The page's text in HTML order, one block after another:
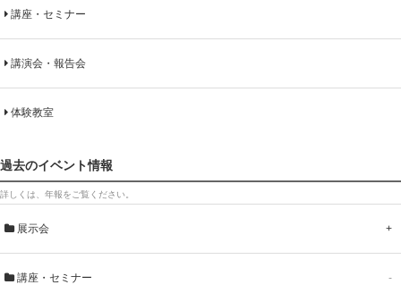
講座・セミナー
講演会・報告会
体験教室
過去のイベント情報
詳しくは、年報をご覧ください。
+
展示会
-
講座・セミナー